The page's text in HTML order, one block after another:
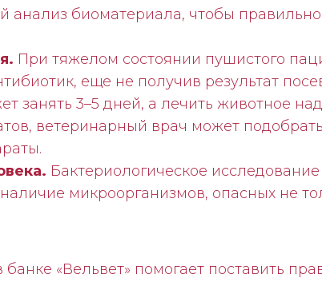
анализ биоматериала, чтобы
При тяжелом состоянии пушистого
еще не получив результат
занять 3–5 дней, а лечить животное
ветеринарный врач может
Бактериологическое
микроорганизмов, опасных не
«Вельвет‎» помогает поставить